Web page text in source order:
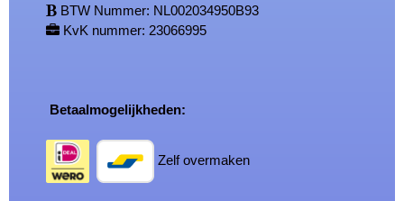
BTW Nummer: NL002034950B93
KvK nummer: 23066995
Betaalmogelijkheden:
Zelf overmaken